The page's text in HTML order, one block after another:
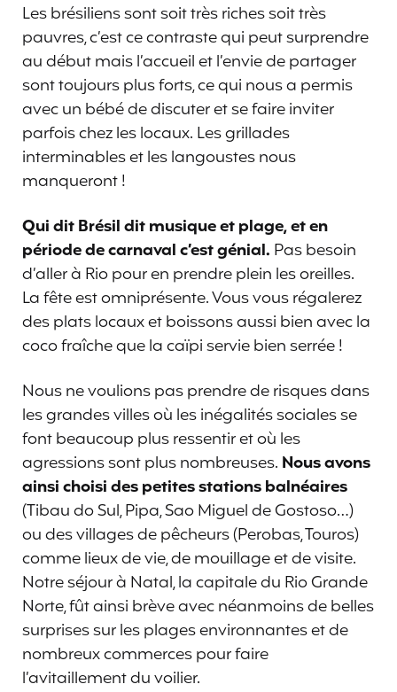
Les brésiliens sont soit très riches soit très
pauvres, c’est ce contraste qui peut surprendre
au début mais l’accueil et l’envie de partager
sont toujours plus forts, ce qui nous a permis
avec un bébé de discuter et se faire inviter
parfois chez les locaux. Les grillades
interminables et les langoustes nous
manqueront !
Qui dit Brésil dit musique et plage, et en
période de carnaval c’est génial. Pas besoin
d’aller à Rio pour en prendre plein les oreilles.
La fête est omniprésente. Vous vous régalerez
des plats locaux et boissons aussi bien avec la
coco fraîche que la caïpi servie bien serrée !
Nous ne voulions pas prendre de risques dans
les grandes villes où les inégalités sociales se
font beaucoup plus ressentir et où les
agressions sont plus nombreuses. Nous avons
ainsi choisi des petites stations balnéaires
(Tibau do Sul, Pipa, Sao Miguel de Gostoso…)
ou des villages de pêcheurs (Perobas, Touros)
comme lieux de vie, de mouillage et de visite.
Notre séjour à Natal, la capitale du Rio Grande
Norte, fût ainsi brève avec néanmoins de belles
surprises sur les plages environnantes et de
nombreux commerces pour faire
l’avitaillement du voilier.